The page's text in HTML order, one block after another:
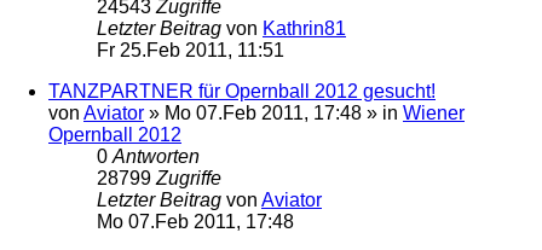
24543 Zugriffe
Letzter Beitrag von Kathrin81
Fr 25.Feb 2011, 11:51
TANZPARTNER für Opernball 2012 gesucht!
von Aviator » Mo 07.Feb 2011, 17:48 » in Wiener
Opernball 2012
0 Antworten
28799 Zugriffe
Letzter Beitrag von Aviator
Mo 07.Feb 2011, 17:48